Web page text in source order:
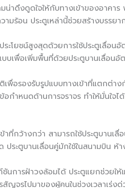
าดึงดูดใจให้กับทางเข้าของอาคา
มร้อน ประตูเหล่านี้ช่วยสร้างบรรย
โยชน์สูงสุดด้วยการใช้ประตูเลื่อน
บเพื่อเพิ่มพื้นที่ด้วยประตูบานเลื่อนอั
พื่อรองรับรูปแบบทางเข้าที่แตกต่
กำหนดด้านการจราจร ทำให้มั่นใจ
ที่กว้างกว่า สามารถใช้ประตูบาน
ระตูบานเลื่อนคู่มักใช้ในสนามบิน
นการฝ่าวงล้อมได้ ประตูแยกช่วย
จรไปมาของผู้คนในช่วงเวลาเร่